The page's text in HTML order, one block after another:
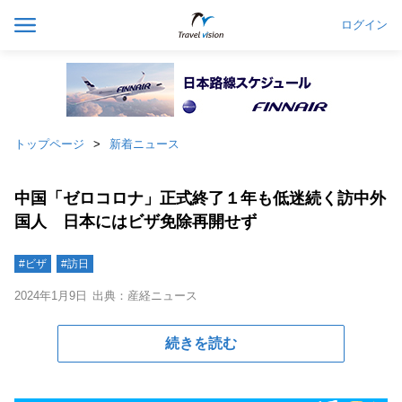
ログイン
トップページ 新着ニュース
中国「ゼロコロナ」正式終了１年も低迷続く訪中外
国人 日本にはビザ免除再開せず
#ビザ #訪日
2024年1月9日 出典：産経ニュース
続きを読む